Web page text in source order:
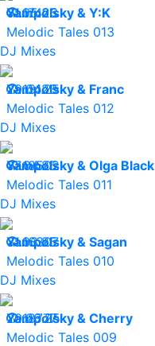
01.05.25
17423
Yampolsky & Y:K
Melodic Tales 013
DJ Mixes
29.04.25
13123
Yampolsky & Franc
Melodic Tales 012
DJ Mixes
07.04.25
18502
Yampolsky & Olga Black
Melodic Tales 011
DJ Mixes
31.03.25
16307
Yampolsky & Sagan
Melodic Tales 010
DJ Mixes
20.03.25
18777
Yampolsky & Cherry
Melodic Tales 009